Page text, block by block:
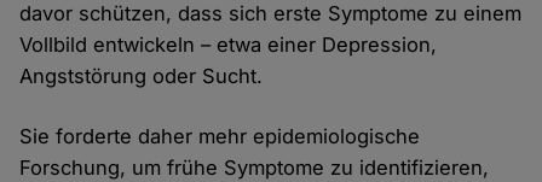
davor schützen, dass sich erste Symptome zu einem
Vollbild entwickeln – etwa einer Depression,
Angststörung oder Sucht.
Sie forderte daher mehr epidemiologische
Forschung, um frühe Symptome zu identifizieren,